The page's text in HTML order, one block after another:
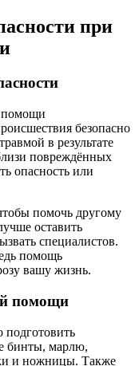
при
помощи
безопасно
в результате
повреждённых
опасность или
помочь другому
оставить
специалистов.
помощь
вашу жизнь.
помощи
бинты, марлю,
и ножницы. Также